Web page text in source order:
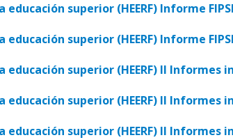
superior (HEERF) Informe
superior (HEERF) Informe
educación superior (HEERF) II
educación superior (HEERF) II
educación superior (HEERF) II